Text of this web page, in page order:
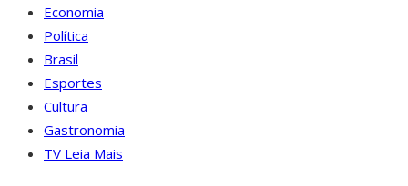
Economia
Política
Brasil
Esportes
Cultura
Gastronomia
TV Leia Mais